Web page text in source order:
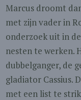
Marcus droomt
met zijn vader in
onderzoek uit in
nesten te werken.
dubbelganger, de
gladiator Cassius.
met een list te